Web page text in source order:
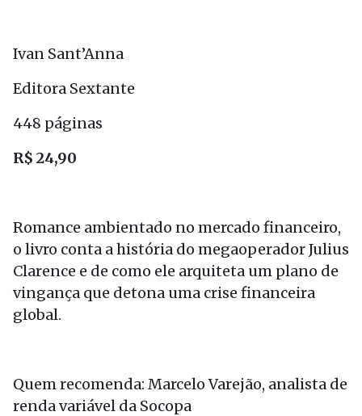
Ivan Sant’Anna
Editora Sextante
448 páginas
R$ 24,90
Romance ambientado no mercado financeiro,
o livro conta a história do megaoperador Julius
Clarence e de como ele arquiteta um plano de
vingança que detona uma crise financeira
global.
Quem recomenda: Marcelo Varejão, analista de
renda variável da Socopa